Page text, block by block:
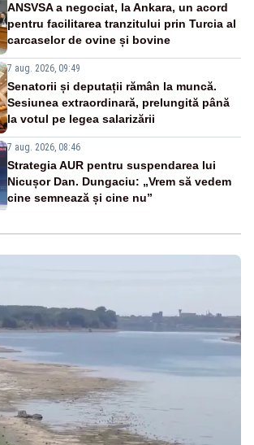
ANSVSA a negociat, la Ankara, un acord
pentru facilitarea tranzitului prin Turcia al
carcaselor de ovine și bovine
7 aug. 2026, 09:49
Senatorii și deputații rămân la muncă.
Sesiunea extraordinară, prelungită până
la votul pe legea salarizării
7 aug. 2026, 08:46
Strategia AUR pentru suspendarea lui
Nicușor Dan. Dungaciu: „Vrem să vedem
cine semnează și cine nu”